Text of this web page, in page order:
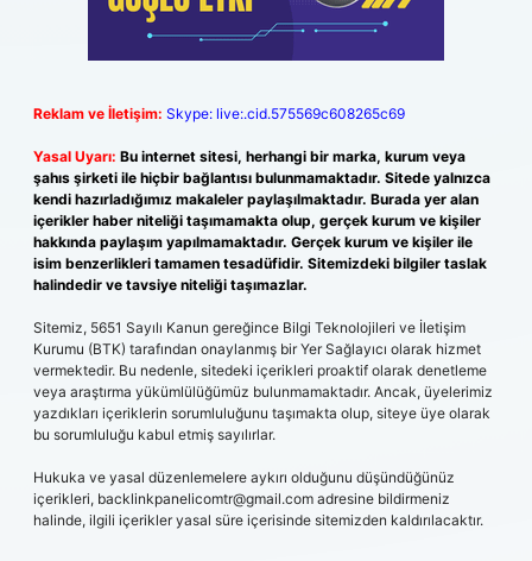
Reklam ve İletişim: Skype: live:.cid.575569c608265c69
Yasal Uyarı: Bu internet sitesi, herhangi bir marka, kurum veya
şahıs şirketi ile hiçbir bağlantısı bulunmamaktadır. Sitede yalnızca
kendi hazırladığımız makaleler paylaşılmaktadır. Burada yer alan
içerikler haber niteliği taşımamakta olup, gerçek kurum ve kişiler
hakkında paylaşım yapılmamaktadır. Gerçek kurum ve kişiler ile
isim benzerlikleri tamamen tesadüfidir. Sitemizdeki bilgiler taslak
halindedir ve tavsiye niteliği taşımazlar.
Sitemiz, 5651 Sayılı Kanun gereğince Bilgi Teknolojileri ve İletişim
Kurumu (BTK) tarafından onaylanmış bir Yer Sağlayıcı olarak hizmet
vermektedir. Bu nedenle, sitedeki içerikleri proaktif olarak denetleme
veya araştırma yükümlülüğümüz bulunmamaktadır. Ancak, üyelerimiz
yazdıkları içeriklerin sorumluluğunu taşımakta olup, siteye üye olarak
bu sorumluluğu kabul etmiş sayılırlar.
Hukuka ve yasal düzenlemelere aykırı olduğunu düşündüğünüz
içerikleri, backlinkpanelicomtr@gmail.com adresine bildirmeniz
halinde, ilgili içerikler yasal süre içerisinde sitemizden kaldırılacaktır.